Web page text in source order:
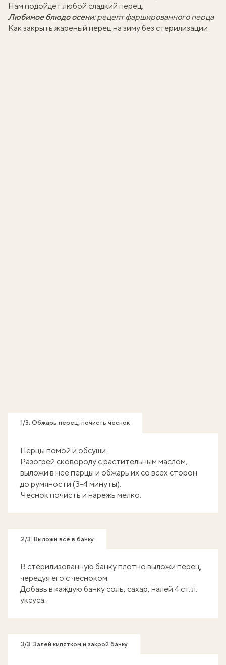
Нам подойдет любой сладкий перец.
Любимое блюдо осени:рецепт фаршированного перца
Как закрыть жареный перец на зиму без стерилизации
1/3. Обжарь перец, почисть чеснок
Перцы помой и обсуши.
Разогрей сковороду с растительным маслом,
выложи в нее перцы и обжарь их со всех сторон
до румяности (3-4 минуты).
Чеснок почисть и нарежь мелко.
2/3. Выложи всё в банку
В стерилизованную банку плотно выложи перец,
чередуя его с чесноком.
Добавь в каждую банку соль, сахар, налей 4 ст. л.
уксуса.
3/3. Залей кипятком и закрой банку